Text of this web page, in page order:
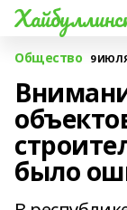
Общество 9 ИЮЛЯ
было